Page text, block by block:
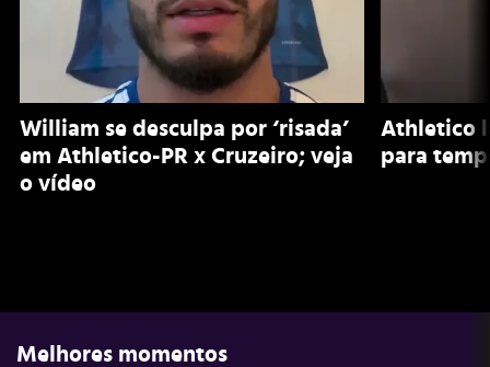
William se desculpa por ‘risada’
em Athletico-PR x Cruzeiro; veja
o vídeo
Athletico
para
Melhores momentos